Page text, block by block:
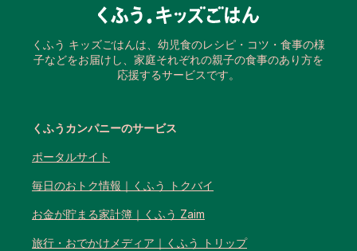
くふう キッズごはんは、幼児食のレシピ・コツ・食事の様
子などをお届けし、家庭それぞれの親子の食事のあり方を
応援するサービスです。
くふうカンパニーのサービス
ポータルサイト
毎日のおトク情報｜くふう トクバイ
お金が貯まる家計簿｜くふう Zaim
旅行・おでかけメディア｜くふう トリップ